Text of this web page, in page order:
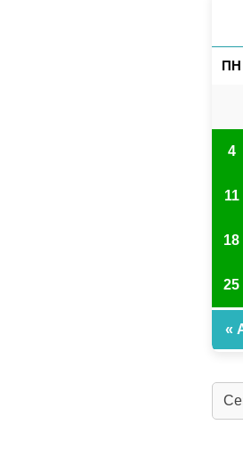
ПН
4
11
18
25
«